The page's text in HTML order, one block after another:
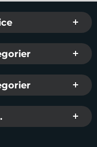
och länkar